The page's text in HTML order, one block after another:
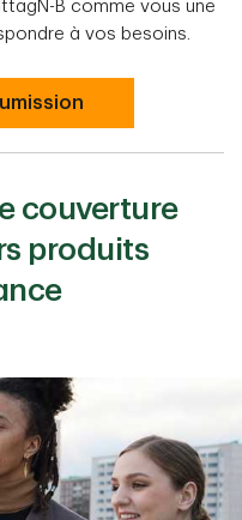
B comme vous une
à vos besoins.
couverture
produits